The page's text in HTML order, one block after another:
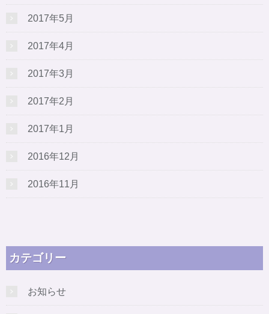
2017年5月
2017年4月
2017年3月
2017年2月
2017年1月
2016年12月
2016年11月
カテゴリー
お知らせ